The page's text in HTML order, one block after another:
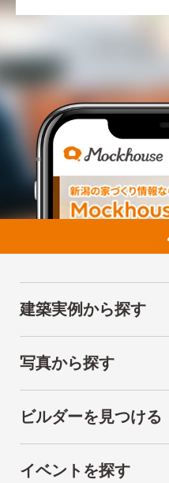
建築実例から探す
写真から探す
ビルダーを見つける
イベントを探す